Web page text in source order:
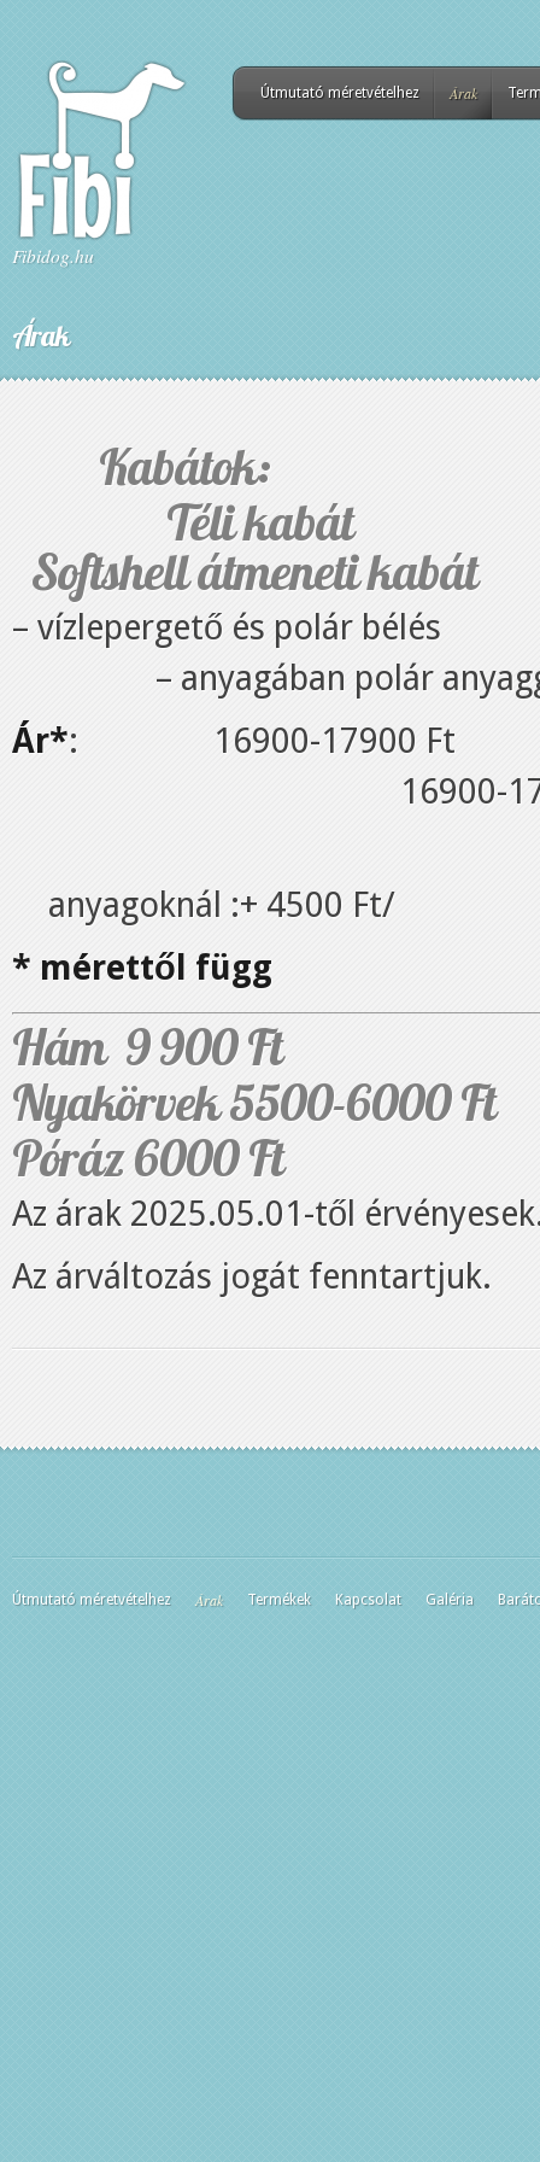
Fibidog.hu
Útmutató méretvételhez Árak
Árak
Kabátok:
Téli kabát
Softshell átmeneti
– vízlepergető és polár
– anyagában polár
Ár*: 16900-
16900-
anyagoknál :+ 4500 Ft/
* mérettől függ
Hám 9 900 Ft
Nyakörvek 5500-6000 Ft
Póráz 6000 Ft
Az árak 2025.05.01-től
Az árváltozás jogát fenntartjuk.
Útmutató méretvételhez Árak Termékek Kapcsolat Galéria